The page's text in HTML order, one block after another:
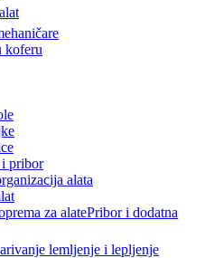
koferu
i pribor
alata
Pribor i dodatna
lemljenje i lepljenje